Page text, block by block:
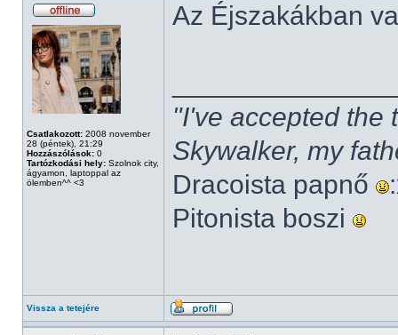
Csatlakozott: 2008 november
28 (péntek), 21:29
Hozzászólások: 0
Tartózkodási hely: Szolnok city,
ágyamon, laptoppal az
ölemben^^ <3
Az Éjszakákban
"I've accepted the
Skywalker, my
Dracoista papnő
Pitonista boszi
Vissza a tetejére